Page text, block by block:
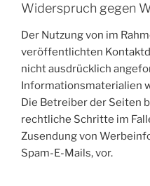
Widerspruch gegen
Der Nutzung von im
veröffentlichten
nicht ausdrücklich
Informationsmaterialien
Die Betreiber der Seiten
rechtliche Schritte im
Zusendung von
Spam-E-Mails, vor.